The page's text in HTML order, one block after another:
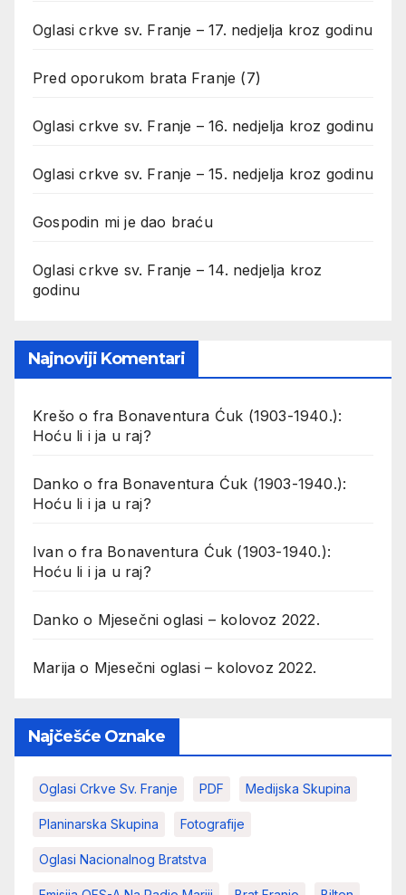
Oglasi crkve sv. Franje – 17. nedjelja kroz godinu
Pred oporukom brata Franje (7)
Oglasi crkve sv. Franje – 16. nedjelja kroz godinu
Oglasi crkve sv. Franje – 15. nedjelja kroz godinu
Gospodin mi je dao braću
Oglasi crkve sv. Franje – 14. nedjelja kroz
godinu
Najnoviji Komentari
Krešo o fra Bonaventura Ćuk (1903-1940.):
Hoću li i ja u raj?
Danko o fra Bonaventura Ćuk (1903-1940.):
Hoću li i ja u raj?
Ivanofra Bonaventura Ćuk (1903-1940.):
Hoću li i ja u raj?
Danko o Mjesečni oglasi – kolovoz 2022.
Marija o Mjesečni oglasi – kolovoz 2022.
Najčešće Oznake
Oglasi Crkve Sv. Franje PDF Medijska Skupina
Planinarska Skupina Fotografije
Oglasi Nacionalnog Bratstva